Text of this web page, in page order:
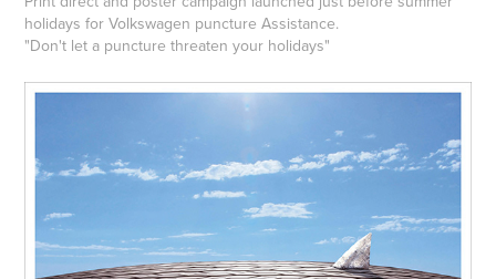
holidays for Volkswagen puncture Assistance.
"Don't let a puncture threaten your holidays"